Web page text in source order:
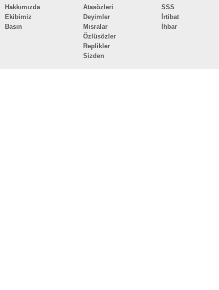
Hakkımızda
Ekibimiz
Basın
Atasözleri
Deyimler
Mısralar
Özlüsözler
Replikler
Sizden
SSS
İrtibat
İhbar